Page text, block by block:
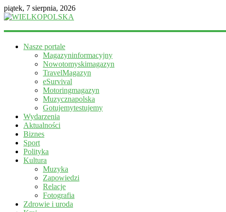
piątek, 7 sierpnia, 2026
WIELKOPOLSKA
informacyjny
Nasze portale
Magazyninformacyjny
Nowotomyskimagazyn
TravelMagazyn
eSurvival
Motoringmagazyn
Muzycznapolska
Gotujemytestujemy
Wydarzenia
Aktualności
Biznes
Sport
Polityka
Kultura
Muzyka
Zapowiedzi
Relacje
Fotografia
Zdrowie i uroda